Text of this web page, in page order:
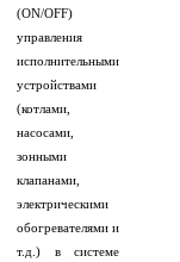
(ON/OFF)
управления
исполнительными
устройствами
(котлами,
насосами,
зонными
клапанами,
электрическими
обогревателями и
т.д.) в системе